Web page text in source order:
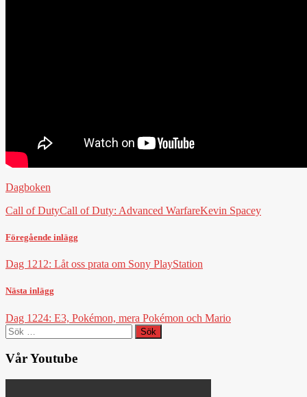
Dagboken
Call of DutyCall of Duty: Advanced WarfareKevin Spacey
Föregående inlägg
Dag 1212: Låt oss prata om Sony PlayStation
Nästa inlägg
Dag 1224: E3, Pokémon, mera Pokémon och Mario
Sök
efter:
Vår Youtube